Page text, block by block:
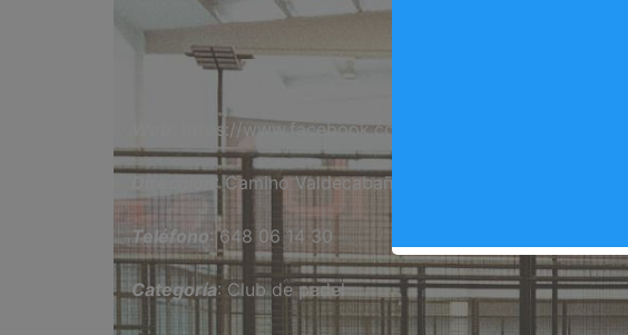
: https://www.facebook.com/funkypadel/?locale=es_ES
Dirección: Camino Valdecabañas, 30, Arganda Del Rey
Teléfono: 648 06 14 30
Categoría: Club de padel